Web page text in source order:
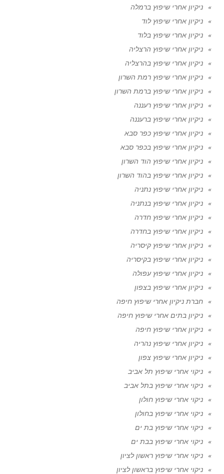
ניקיון אחרי שיפוץ ברמלה
ניקיון אחרי שיפוץ לוד
ניקיון אחרי שיפוץ בלוד
ניקיון אחרי שיפוץ הרצליה
ניקיון אחרי שיפוץ בהרצליה
ניקיון אחרי שיפוץ רמת השרון
ניקיון אחרי שיפוץ ברמת השרון
ניקיון אחרי שיפוץ רעננה
ניקיון אחרי שיפוץ ברעננה
ניקיון אחרי שיפוץ כפר סבא
ניקיון אחרי שיפוץ בכפר סבא
ניקיון אחרי שיפוץ הוד השרון
ניקיון אחרי שיפוץ בהוד השרון
ניקיון אחרי שיפוץ נתניה
ניקיון אחרי שיפוץ בנתניה
ניקיון אחרי שיפוץ חדרה
ניקיון אחרי שיפוץ בחדרה
ניקיון אחרי שיפוץ קיסריה
ניקיון אחרי שיפוץ בקיסריה
ניקיון אחרי שיפוץ עפולה
ניקיון אחרי שיפוץ בצפון
חברת ניקיון אחרי שיפוץ חיפה
ניקיון בתים אחרי שיפוץ חיפה
ניקיון אחרי שיפוץ חיפה
ניקיון אחרי שיפוץ נהריה
ניקיון אחרי שיפוץ צפון
ניקוי אחרי שיפוץ תל אביב
ניקוי אחרי שיפוץ בתל אביב
ניקוי אחרי שיפוץ חולון
ניקוי אחרי שיפוץ בחולון
ניקוי אחרי שיפוץ בת ים
ניקוי אחרי שיפוץ בבת ים
ניקוי אחרי שיפוץ ראשון לציון
ניקוי אחרי שיפוץ בראשון לציון